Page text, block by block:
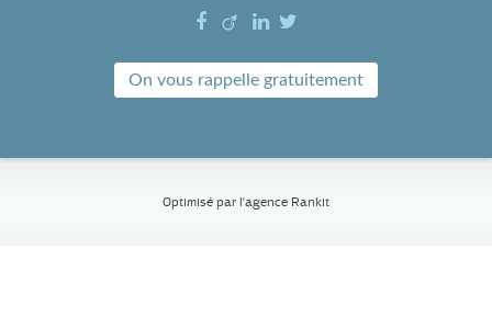
On vous rappelle gratuitement
Optimisé par l'agence Rankit